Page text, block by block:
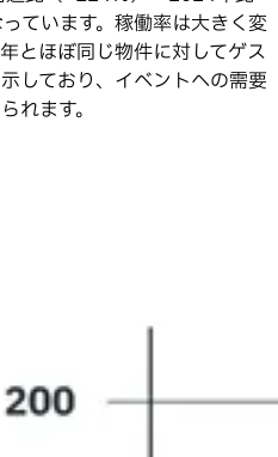
ています。稼働率は大きく変
とほぼ同じ物件に対してゲス
しており、イベントへの需要
れます。